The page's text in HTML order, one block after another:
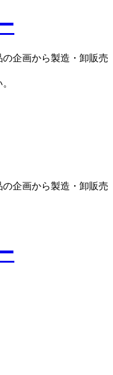
企画から製造・卸販売
企画から製造・卸販売